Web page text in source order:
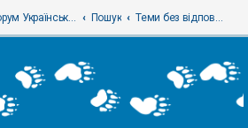
форум Українського теріологічного товариства Пошук Теми без відповідей